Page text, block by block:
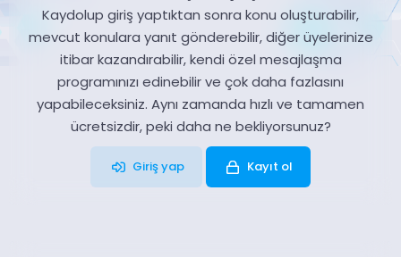
Kaydolup giriş yaptıktan sonra konu oluşturabilir,
mevcut konulara yanıt gönderebilir, diğer üyelerinize
itibar kazandırabilir, kendi özel mesajlaşma
programınızı edinebilir ve çok daha fazlasını
yapabileceksiniz. Aynı zamanda hızlı ve tamamen
ücretsizdir, peki daha ne bekliyorsunuz?
Giriş yap Kayıt ol